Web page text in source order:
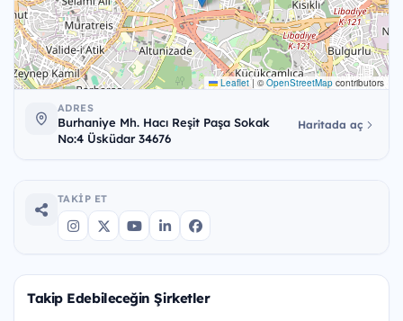
Leaflet | ©OpenStreetMap contributors
ADRES
Burhaniye Mh. Hacı Reşit Paşa Sokak
No:4 Üsküdar 34676
Haritada aç
TAKIP ET
Takip Edebileceğin Şirketler